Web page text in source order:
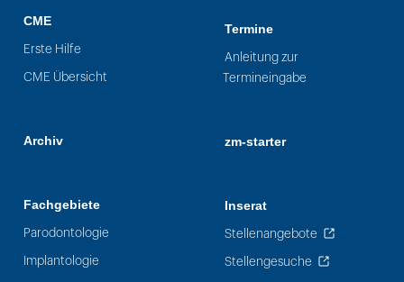
CME
Erste Hilfe
CME Übersicht
Archiv
Fachgebiete
Parodontologie
Implantologie
Termine
Anleitung zur
Termineingabe
zm-starter
Inserat
Stellenangebote
Stellengesuche